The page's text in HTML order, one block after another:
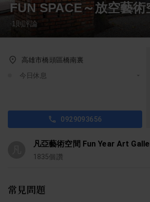
FUN SPACE～放空藝術
· 1 則評論
高雄市橋頭區橋南裏
今日休息
0929093656
凡亞藝術空間 Fun Year Art
1835個讚
常見問題